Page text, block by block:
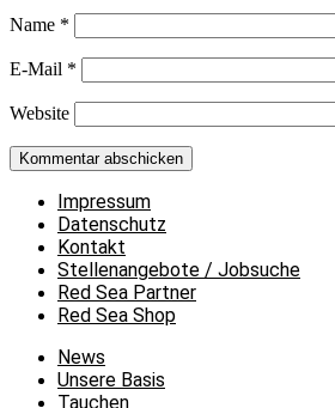
Name *
E-Mail *
Website
Impressum
Datenschutz
Kontakt
Stellenangebote / Jobsuche
Red Sea Partner
Red Sea Shop
News
Unsere Basis
Tauchen